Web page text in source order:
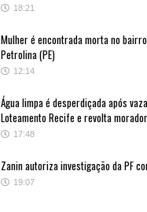
18:21
Mulher é encontrada morta no
Petrolina (PE)
12:14
Água limpa é desperdiçada após
Loteamento Recife e revolta
17:48
Zanin autoriza investigação da PF
19:07